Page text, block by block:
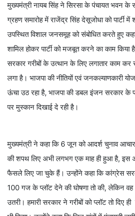
मुख्यमंत्री नायब सिंह ने सिरसा के पंचायत भवन के
ग्रहण समारोह में राजेंद्र सिंह देसूजोधा को पार्टी
उपस्थित विशाल जनसमूह को संबोधित करते हुए
शामिल होकर पार्टी को मजबूत करने का काम किया
सरकार गरीबों के उत्थान के लिए लगातार काम
लगा है। भाजपा की नीतियों एवं जनकल्याणकारी
ऊंचा उठ रहा है, भाजपा की डबल इंजन सरकार के
पर मुस्कान दिखाई दे रही है।
मुख्यमंत्री ने कहा कि 6 जून को आदर्श चुनाव
की शपथ लिए अभी लगभग एक माह ही हुआ है, इस
फैसले लिए जा चुके हैं। उन्होंने कहा कि कांग्रेस
100 गज के प्लॉट देने की घोषणा तो की, लेकिन
उतरी। हमारी सरकार ने गरीबों को प्लॉट तो दिए